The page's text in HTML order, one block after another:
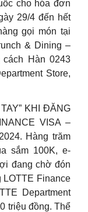
cho hóa đơn
29/4 đến hết
gọi món tại
& Dining –
Hàn 0243
Store,
KHI ĐĂNG
VISA –
Hàng trăm
sắm 100K, e-
đang chờ đón
LOTTE Finance
Department
triệu đồng. Thể